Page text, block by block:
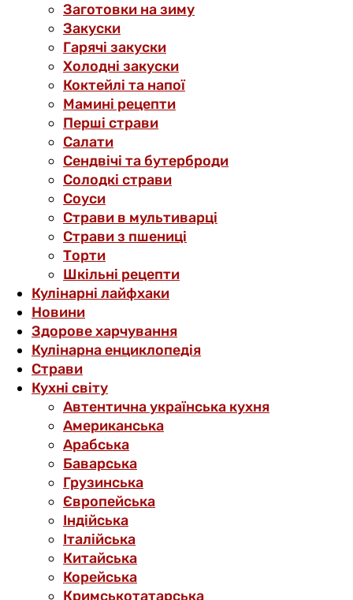
Заготовки на зиму
Закуски
Гарячі закуски
Холодні закуски
Коктейлі та напої
Мамині рецепти
Перші страви
Салати
Сендвічі та бутерброди
Солодкі страви
Соуси
Страви в мультиварці
Страви з пшениці
Торти
Шкільні рецепти
Кулінарні лайфхаки
Новини
Здорове харчування
Кулінарна енциклопедія
Страви
Кухні світу
Автентична українська кухня
Американська
Арабська
Баварська
Грузинська
Європейська
Індійська
Італійська
Китайська
Корейська
Кримськотатарська